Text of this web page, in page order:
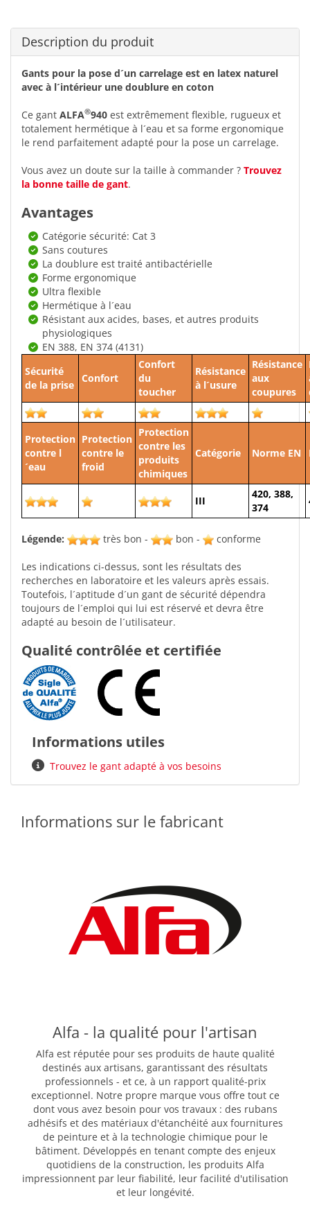
Description du produit
Gants pour la pose d´un carrelage est en latex naturel
avec à l´intérieur une doublure en coton
Ce gant ALFA®940 est extrêmement flexible, rugueux et
totalement hermétique à l´eau et sa forme ergonomique
le rend parfaitement adapté pour la pose un carrelage.
Vous avez un doute sur la taille à commander ? Trouvez
la bonne taille de gant.
Avantages
Catégorie sécurité: Cat 3
Sans coutures
La doublure est traité antibactérielle
Forme ergonomique
Ultra flexible
Hermétique à l´eau
Résistant aux acides, bases, et autres produits
physiologiques
EN 388, EN 374 (4131)
Sécurité
de la prise
Confort
Confort
du
toucher
Résistance
à l´usure
Résistance
aux
coupures
Protection
contre l
´eau
Protection
contre le
froid
Protection
contre les
produits
chimiques
Catégorie Norme EN
III
420, 388,
374
Légende: très bon - bon - conforme
Les indications ci-dessus, sont les résultats des
recherches en laboratoire et les valeurs après essais.
Toutefois, l´aptitude d´un gant de sécurité dépendra
toujours de l´emploi qui lui est réservé et devra être
adapté au besoin de l´utilisateur.
Qualité contrôlée et certifiée
Informations utiles
Trouvez le gant adapté à vos besoins
Informations sur le fabricant
Alfa - la qualité pour l'artisan
Alfa est réputée pour ses produits de haute qualité
destinés aux artisans, garantissant des résultats
professionnels - et ce, à un rapport qualité-prix
exceptionnel. Notre propre marque vous offre tout ce
dont vous avez besoin pour vos travaux : des rubans
adhésifs et des matériaux d'étanchéité aux fournitures
de peinture et à la technologie chimique pour le
bâtiment. Développés en tenant compte des enjeux
quotidiens de la construction, les produits Alfa
impressionnent par leur fiabilité, leur facilité d'utilisation
et leur longévité.